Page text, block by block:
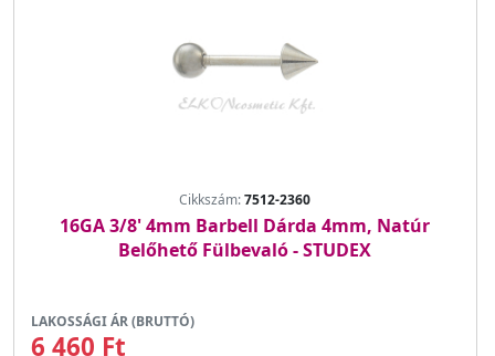
Cikkszám:7512-2360
16GA 3/8' 4mm Barbell Dárda 4mm, Natúr
Belőhető Fülbevaló - STUDEX
LAKOSSÁGI ÁR (BRUTTÓ)
6 460 Ft